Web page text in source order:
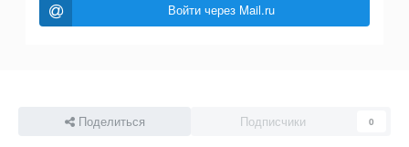
Войти через Mail.ru
Поделиться Подписчики 0